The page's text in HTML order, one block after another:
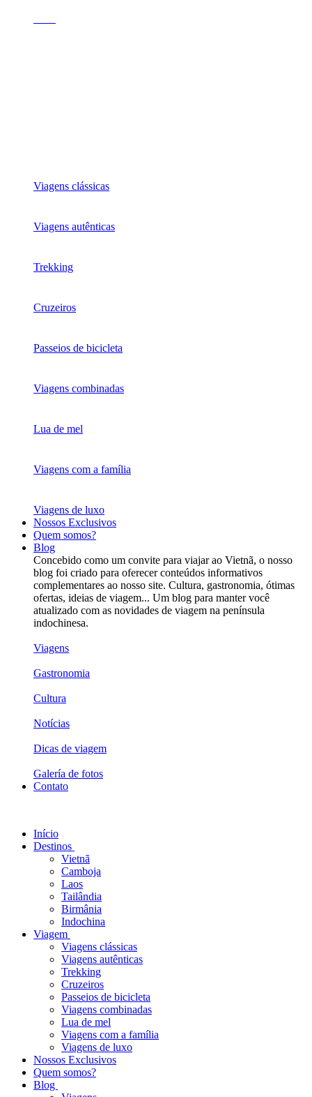
Viagens clássicas
Viagens autênticas
Trekking
Cruzeiros
Passeios de bicicleta
Viagens combinadas
Lua de mel
Viagens com a família
Viagens de luxo
Nossos Exclusivos
Quem somos?
Blog
Concebido como um convite para viajar ao Vietnã, o nosso
blog foi criado para oferecer conteúdos informativos
complementares ao nosso site. Cultura, gastronomia, ótimas
ofertas, ideias de viagem... Um blog para manter você
atualizado com as novidades de viagem na península
indochinesa.
Viagens
Gastronomia
Cultura
Notícias
Dicas de viagem
Galería de fotos
Contato
Início
Destinos
Vietnã
Camboja
Laos
Tailândia
Birmânia
Indochina
Viagem
Viagens clássicas
Viagens autênticas
Trekking
Cruzeiros
Passeios de bicicleta
Viagens combinadas
Lua de mel
Viagens com a família
Viagens de luxo
Nossos Exclusivos
Quem somos?
Blog